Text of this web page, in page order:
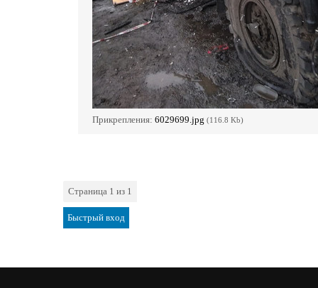
Прикрепления: 6029699.jpg (116.8 Kb)
Страница 1 из 1